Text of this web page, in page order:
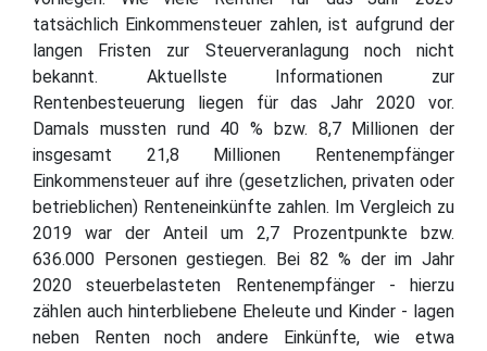
tatsächlich Einkommensteuer zahlen, ist aufgrund der
langen Fristen zur Steuerveranlagung noch nicht
bekannt. Aktuellste Informationen zur
Rentenbesteuerung liegen für das Jahr 2020 vor.
Damals mussten rund 40 % bzw. 8,7 Millionen der
insgesamt 21,8 Millionen Rentenempfänger
Einkommensteuer auf ihre (gesetzlichen, privaten oder
betrieblichen) Renteneinkünfte zahlen. Im Vergleich zu
2019 war der Anteil um 2,7 Prozentpunkte bzw.
636.000 Personen gestiegen. Bei 82 % der im Jahr
2020 steuerbelasteten Rentenempfänger - hierzu
zählen auch hinterbliebene Eheleute und Kinder - lagen
neben Renten noch andere Einkünfte, wie etwa